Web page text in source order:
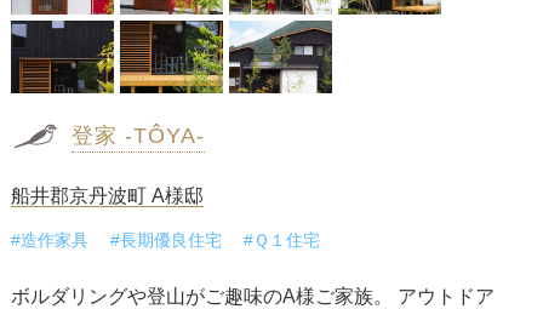
登家 -TÔYA-
船井郡京丹波町 A様邸
#造作家具 #長期優良住宅 #Ｑ１住宅
ボルダリングや登山がご趣味のA様ご家族。 アウトドア